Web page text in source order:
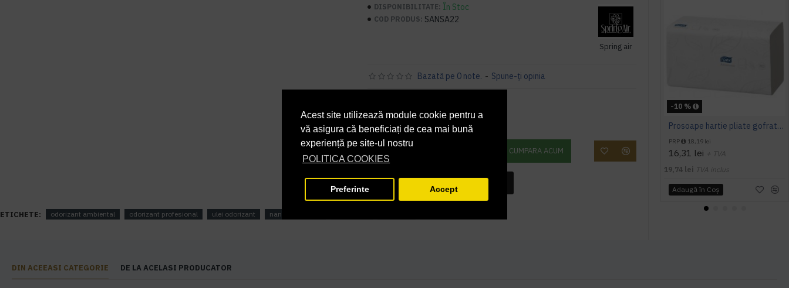
Acest site utilizează module cookie pentru a
vă asigura că beneficiați de cea mai bună
experiență pe site-ul nostru
POLITICA COOKIES
Preferinte Accept
DISPONIBILITATE: În Stoc
COD PRODUS: SANSA22
Spring air
Bazată pe 0 note. - Spune-ţi opinia
338,56 lei TVA inclus
CUMPARA ACUM
INTREABA DESPRE ACEST PRODUS
ETICHETE: odorizant ambiental odorizant profesional ulei odorizant nano tehnologie
-10 %
Prosoape hartie pliate gofrate 250 buc / pachet, 2 straturi, Tork
PRP 18,19 lei
16,31 lei + TVA
19,74 lei TVA inclus
Adaugă în Coş
DIN ACEEASI CATEGORIE DE LA ACELASI PRODUCATOR